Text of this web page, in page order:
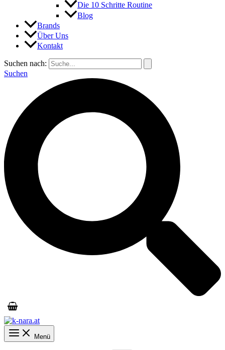
Die 10 Schritte Routine
Blog
Brands
Über Uns
Kontakt
Suchen nach:
Suchen
Menü